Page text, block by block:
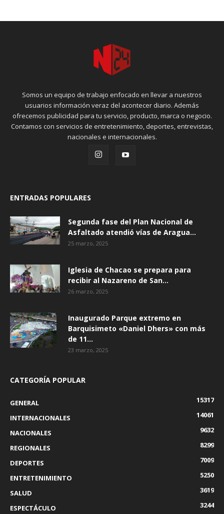
Somos un equipo de trabajo enfocado en llevar a nuestros
usuarios información veraz del acontecer diario. Además
ofrecemos publicidad para tu servicio, producto, marca o negocio.
Contamos con servicios de entretenimiento, deportes, entrevistas,
nacionales e internacionales.
ENTRADAS POPULARES
Segunda fase del Plan Nacional de
Asfaltado atendió vías de Aragua...
25 marzo, 2025
Iglesia de Chacao se prepara para
recibir al Nazareno de San...
26 marzo, 2025
Inaugurado Parque extremo en
Barquisimeto «Daniel Dhers» con más
de 11...
23 marzo, 2025
CATEGORÍA POPULAR
GENERAL
15317
INTERNACIONALES
14061
NACIONALES
9632
REGIONALES
8299
DEPORTES
7009
ENTRETENIMIENTO
5250
SALUD
3619
ESPECTÁCULO
3244